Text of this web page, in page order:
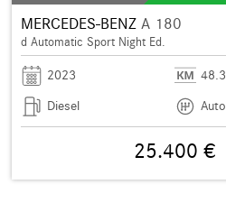
MERCEDES-BENZ A 180
d Automatic Sport Night Ed.
2023
Diesel
25.400 €